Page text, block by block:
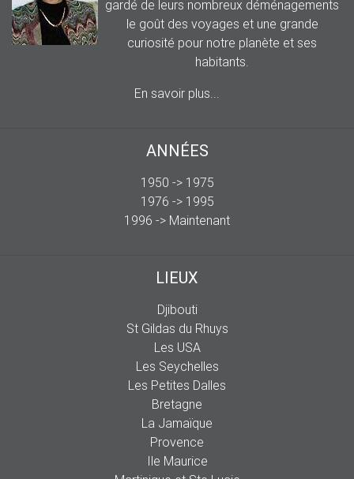
gardé de leurs nombreux déménagements
le goût des voyages et une grande
curiosité pour notre planète et ses
habitants.
En savoir plus...
ANNÉES
1950 -> 1975
1976 -> 1995
1996 -> Maintenant
LIEUX
Djibouti
St Gildas du Rhuys
Les USA
Les Seychelles
Les Petites Dalles
Bretagne
La Jamaïque
Provence
Ile Maurice